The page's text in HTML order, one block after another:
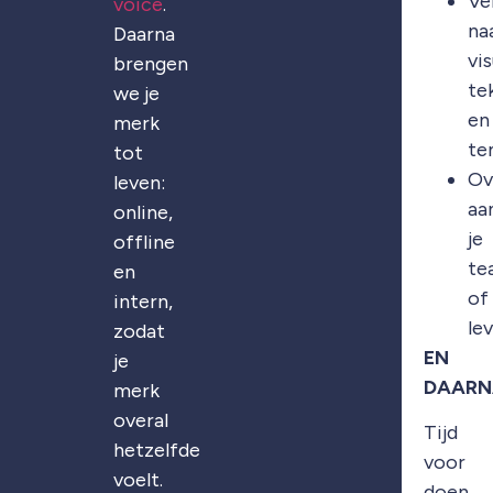
Daarna
brengen
we je
merk
tot
leven:
online,
offline
en
intern,
zodat
je
merk
overal
hetzelfde
voelt.
en
je
of
EN
Tijd
voor